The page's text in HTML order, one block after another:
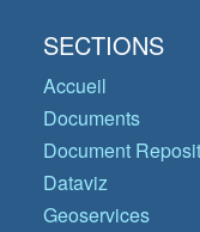
SECTIONS
Accueil
Documents
Document
Dataviz
Geoservices